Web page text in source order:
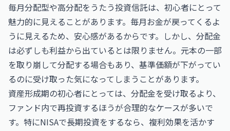
毎月分配型や高分配をうたう投資信託は、初心者にとって
魅力的に見えることがあります。毎月お金が戻ってくるよ
うに見えるため、安心感があるからです。しかし、分配金
は必ずしも利益から出ているとは限りません。元本の一部
を取り崩して分配する場合もあり、基準価額が下がってい
るのに受け取った気になってしまうことがあります。
資産形成期の初心者にとっては、分配金を受け取るより、
ファンド内で再投資するほうが合理的なケースが多いで
す。特にNISAで長期投資をするなら、複利効果を活かす